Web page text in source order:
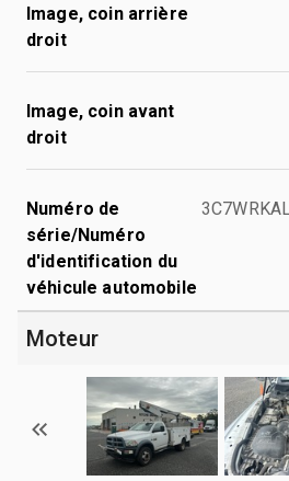
Image, coin arrière
droit
Image, coin avant
droit
Numéro de
série/Numéro
d'identification du
véhicule automobile
Moteur